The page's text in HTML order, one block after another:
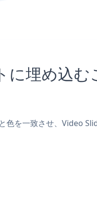
め込む
を一致させ、Video